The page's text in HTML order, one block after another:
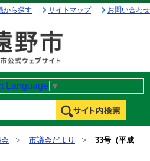
から探す サイトマップ お問い合わせ
Language ▼
市議会だより
33号（平成